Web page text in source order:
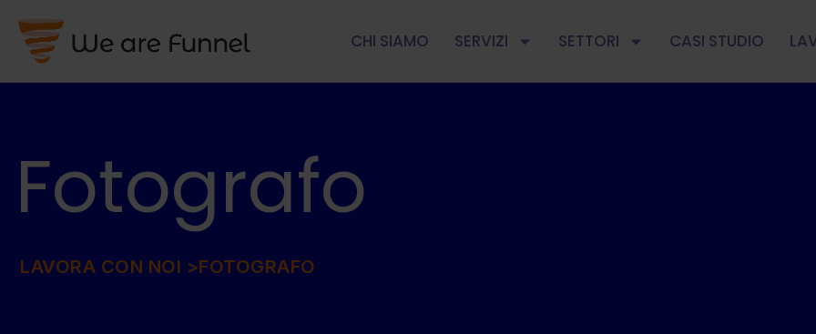
CHI SIAMO SERVIZI SETTORI CASI STUDIO
Fotografo
LAVORA CON NOI >FOTOGRAFO